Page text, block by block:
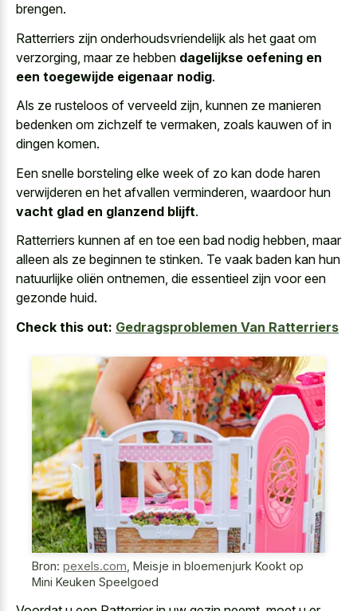
brengen.
Ratterriers zijn onderhoudsvriendelijk als het gaat om
verzorging, maar ze hebben dagelijkse oefening en
een toegewijde eigenaar nodig.
Als ze rusteloos of verveeld zijn, kunnen ze manieren
bedenken om zichzelf te vermaken, zoals kauwen of in
dingen komen.
Een snelle borsteling elke week of zo kan dode haren
verwijderen en het afvallen verminderen, waardoor hun
vacht glad en glanzend blijft.
Ratterriers kunnen af en toe een bad nodig hebben, maar
alleen als ze beginnen te stinken. Te vaak baden kan hun
natuurlijke oliën ontnemen, die essentieel zijn voor een
gezonde huid.
Check this out: Gedragsproblemen Van Ratterriers
Bron: pexels.com Meisje in bloemenjurk Kookt op
Mini Keuken Speelgoed